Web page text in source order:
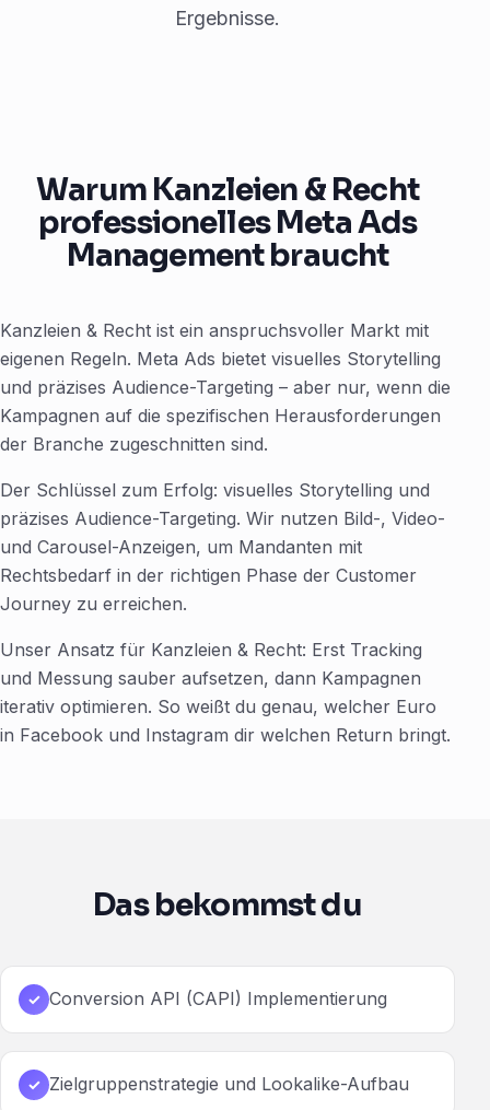
Ergebnisse.
Warum Kanzleien & Recht
professionelles Meta Ads
Management braucht
Kanzleien & Recht ist ein anspruchsvoller Markt mit
eigenen Regeln. Meta Ads bietet visuelles Storytelling
und präzises Audience-Targeting – aber nur, wenn die
Kampagnen auf die spezifischen Herausforderungen
der Branche zugeschnitten sind.
Der Schlüssel zum Erfolg: visuelles Storytelling und
präzises Audience-Targeting. Wir nutzen Bild-, Video-
und Carousel-Anzeigen, um Mandanten mit
Rechtsbedarf in der richtigen Phase der Customer
Journey zu erreichen.
Unser Ansatz für Kanzleien & Recht: Erst Tracking
und Messung sauber aufsetzen, dann Kampagnen
iterativ optimieren. So weißt du genau, welcher Euro
in Facebook und Instagram dir welchen Return bringt.
Das bekommst du
✓ Conversion API (CAPI) Implementierung
✓ Zielgruppenstrategie und Lookalike-Aufbau